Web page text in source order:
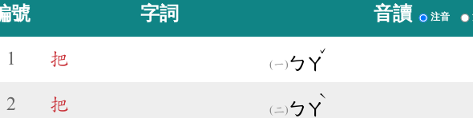
號 字詞 音讀 注音
1 把 ㄅㄚ
ˇ
2 把 ㄅㄚ
ˋ